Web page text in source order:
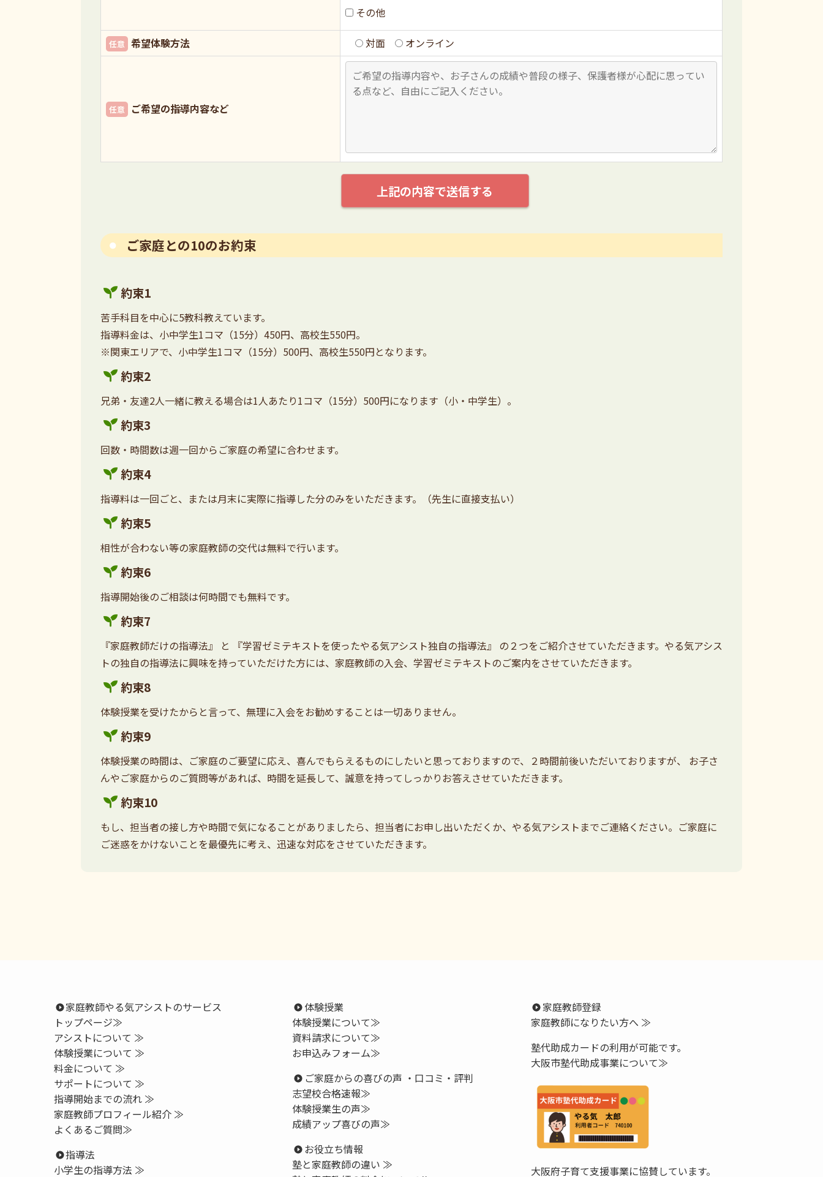
その他
任意 希望体験方法 対面 オンライン
任意 ご希望の指導内容など
ご家庭との10のお約束
約束1
苦手科目を中心に5教科教えています。
指導料金は、小中学生1コマ（15分）450円、高校生550円。
※関東エリアで、小中学生1コマ（15分）500円、高校生550円となります。
約束2
兄弟・友達2人一緒に教える場合は1人あたり1コマ（15分）500円になります（小・中学生）。
約束3
回数・時間数は週一回からご家庭の希望に合わせます。
約束4
指導料は一回ごと、または月末に実際に指導した分のみをいただきます。（先生に直接支払い）
約束5
相性が合わない等の家庭教師の交代は無料で行います。
約束6
指導開始後のご相談は何時間でも無料です。
約束7
『家庭教師だけの指導法』 と 『学習ゼミテキストを使ったやる気アシスト独自の指導法』 の２つをご紹介させていただきます。やる気アシス
トの独自の指導法に興味を持っていただけた方には、家庭教師の入会、学習ゼミテキストのご案内をさせていただきます。
約束8
体験授業を受けたからと言って、無理に入会をお勧めすることは一切ありません。
約束9
体験授業の時間は、ご家庭のご要望に応え、喜んでもらえるものにしたいと思っておりますので、２時間前後いただいておりますが、 お子さ
んやご家庭からのご質問等があれば、時間を延長して、誠意を持ってしっかりお答えさせていただきます。
約束10
もし、担当者の接し方や時間で気になることがありましたら、担当者にお申し出いただくか、やる気アシストまでご連絡ください。ご家庭に
ご迷惑をかけないことを最優先に考え、迅速な対応をさせていただきます。
家庭教師やる気アシストのサービス
トップページ≫
アシストについて ≫
体験授業について ≫
料金について ≫
サポートについて ≫
指導開始までの流れ ≫
家庭教師プロフィール紹介 ≫
よくあるご質問≫
指導法
小学生の指導方法 ≫
体験授業
体験授業について≫
資料請求について≫
お申込みフォーム≫
ご家庭からの喜びの声 ・口コミ・評判
志望校合格速報≫
体験授業生の声≫
成績アップ喜びの声≫
お役立ち情報
塾と家庭教師の違い ≫
家庭教師登録
家庭教師になりたい方へ ≫
塾代助成カードの利用が可能です。
大阪市塾代助成事業について≫
大阪府子育て支援事業に協賛しています。